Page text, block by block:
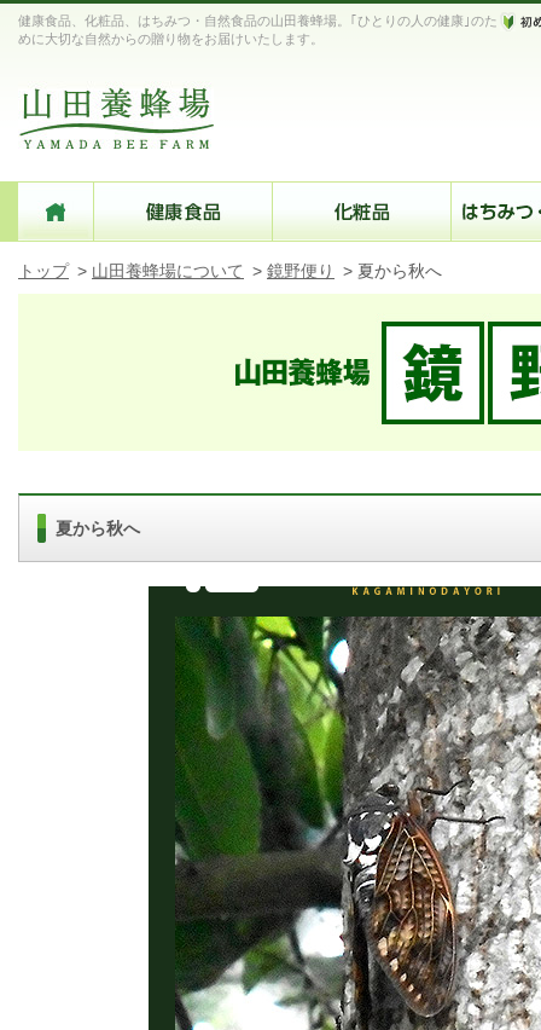
健康食品、化粧品、はちみつ・自然食品の山田養蜂場。｢ひとりの人の健康｣のた
めに大切な自然からの贈り物をお届けいたします。
トップ > 山田養蜂場について > 鏡野便り > 夏から秋へ
夏から秋へ